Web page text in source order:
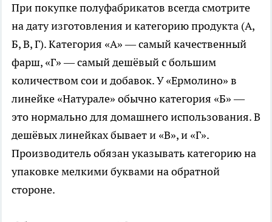
При покупке полуфабрикатов всегда смотрите
на дату изготовления и категорию продукта (А,
Б, В, Г). Категория «А» — самый качественный
фарш, «Г» — самый дешёвый с большим
количеством сои и добавок. У «Ермолино» в
линейке «Натурале» обычно категория «Б» —
это нормально для домашнего использования. В
дешёвых линейках бывает и «В», и «Г».
Производитель обязан указывать категорию на
упаковке мелкими буквами на обратной
стороне.